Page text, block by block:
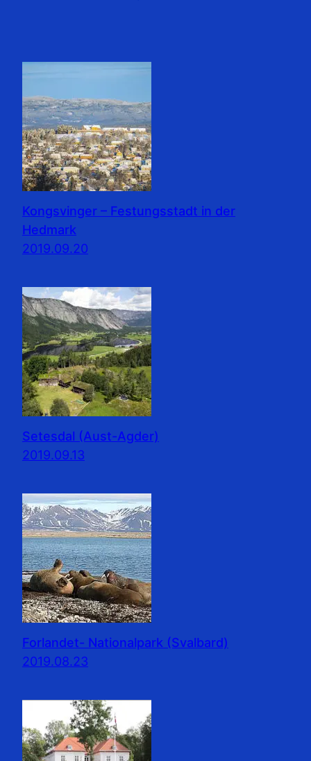
Kongsvinger – Festungsstadt in der
Hedmark
2019.09.20
Setesdal (Aust-Agder)
2019.09.13
Forlandet- Nationalpark (Svalbard)
2019.08.23